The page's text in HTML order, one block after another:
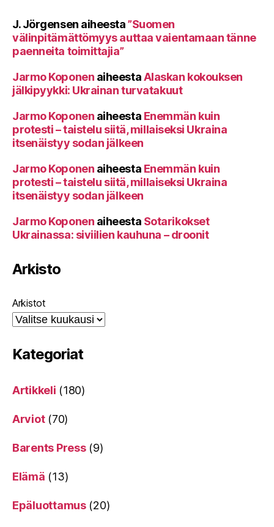
J. Jörgensen aiheesta”Suomen
välinpitämättömyys auttaa vaientamaan tänne
paenneita toimittajia”
Jarmo Koponen aiheestaAlaskan kokouksen
jälkipyykki: Ukrainan turvatakuut
Jarmo Koponen aiheesta Enemmän kuin
protesti – taistelu siitä, millaiseksi Ukraina
itsenäistyy sodan jälkeen
Jarmo Koponen aiheesta Enemmän kuin
protesti – taistelu siitä, millaiseksi Ukraina
itsenäistyy sodan jälkeen
Jarmo Koponen aiheesta Sotarikokset
Ukrainassa: siviilien kauhuna – droonit
Arkisto
Arkistot
Kategoriat
Artikkeli (180)
Arviot(70)
Barents Press(9)
Elämä (13)
Epäluottamus(20)